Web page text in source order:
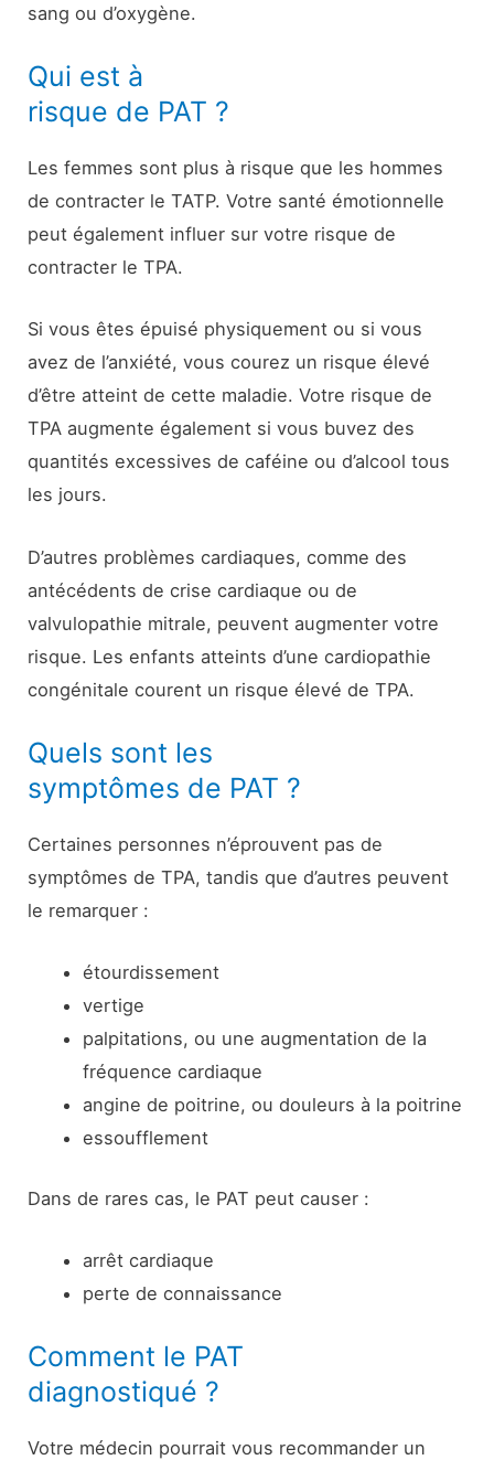
sang ou d’oxygène.
Qui est à
risque de PAT ?
Les femmes sont plus à risque que les hommes
de contracter le TATP. Votre santé émotionnelle
peut également influer sur votre risque de
contracter le TPA.
Si vous êtes épuisé physiquement ou si vous
avez de l’anxiété, vous courez un risque élevé
d’être atteint de cette maladie. Votre risque de
TPA augmente également si vous buvez des
quantités excessives de caféine ou d’alcool tous
les jours.
D’autres problèmes cardiaques, comme des
antécédents de crise cardiaque ou de
valvulopathie mitrale, peuvent augmenter votre
risque. Les enfants atteints d’une cardiopathie
congénitale courent un risque élevé de TPA.
Quels sont les
symptômes de PAT ?
Certaines personnes n’éprouvent pas de
symptômes de TPA, tandis que d’autres peuvent
le remarquer :
étourdissement
vertige
palpitations, ou une augmentation de la
fréquence cardiaque
angine de poitrine, ou douleurs à la poitrine
essoufflement
Dans de rares cas, le PAT peut causer :
arrêt cardiaque
perte de connaissance
Comment le PAT
diagnostiqué ?
Votre médecin pourrait vous recommander un